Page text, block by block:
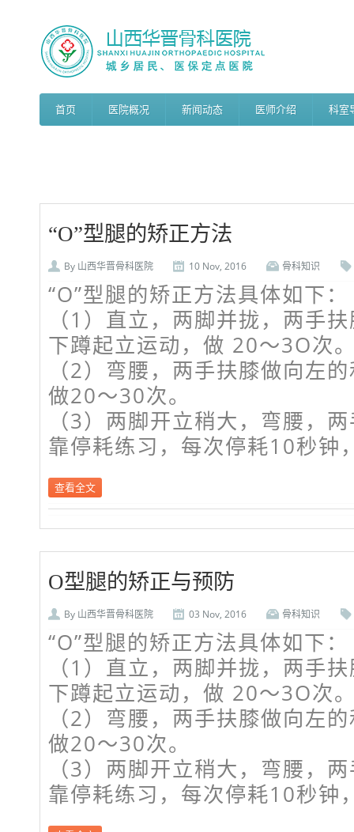
首页 医院概况 新闻动态 医师介绍 科室
“O”型腿的矫正方法
By 山西华晋骨科医院 10 Nov, 2016 骨科知识
“O”型腿的矫正方法具体如下：
（1）直立，两脚并拢，两手
下蹲起立运动，做 20～3O次
（2）弯腰，两手扶膝做向左
做20～30次。
（3）两脚开立稍大，弯腰，
靠停耗练习，每次停耗10秒钟
查看全文
O型腿的矫正与预防
By 山西华晋骨科医院 03 Nov, 2016 骨科知识
“O”型腿的矫正方法具体如下：
（1）直立，两脚并拢，两手
下蹲起立运动，做 20～3O次
（2）弯腰，两手扶膝做向左
做20～30次。
（3）两脚开立稍大，弯腰，
靠停耗练习，每次停耗10秒钟